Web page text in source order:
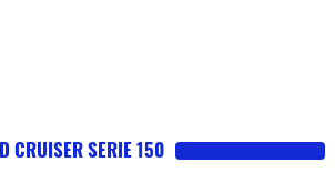
CRUISER SERIE 150